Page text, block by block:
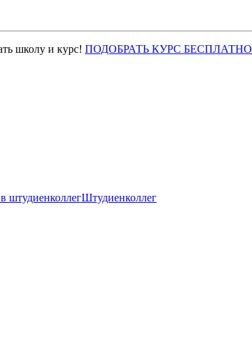
школу и курс! ПОДОБРАТЬ КУРС БЕСПЛАТНО
Штудиенколлег